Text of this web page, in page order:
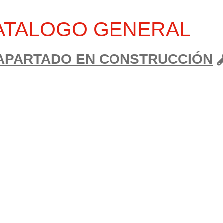
GENERAL
EN CONSTRUCCIÓN